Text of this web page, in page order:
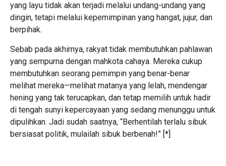
yang layu tidak akan terjadi melalui undang-undang yang
dingin, tetapi melalui kepemimpinan yang hangat, jujur, dan
berpihak.
Sebab pada akhirnya, rakyat tidak membutuhkan pahlawan
yang sempurna dengan mahkota cahaya. Mereka cukup
membutuhkan seorang pemimpin yang benar-benar
melihat mereka—melihat matanya yang lelah, mendengar
hening yang tak terucapkan, dan tetap memilih untuk hadir
di tengah sunyi kepercayaan yang sedang menunggu untuk
dipulihkan. Jadi sudah saatnya, “Berhentilah terlalu sibuk
bersiasat politik, mulailah sibuk berbenah!” [*]